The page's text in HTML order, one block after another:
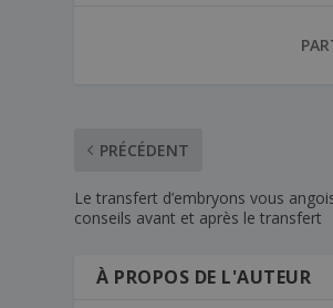
PRÉCÉDENT
Le transfert d’embryons vous
conseils avant et après le transfert
À PROPOS DE L'AUTEUR